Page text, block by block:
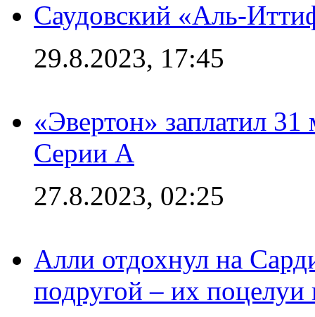
Саудовский «Аль-
29.8.2023, 17:45
«Эвертон» заплатил
Серии А
27.8.2023, 02:25
Алли отдохнул на
подругой – их поцелуи